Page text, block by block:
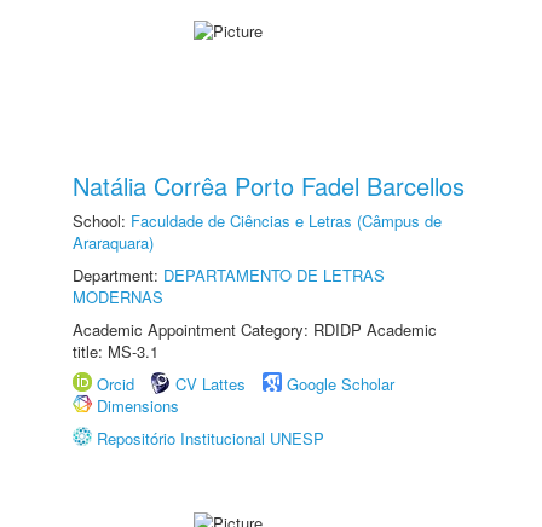
Natália Corrêa Porto Fadel Barcellos
School: Faculdade de Ciências e Letras (Câmpus de
Araraquara)
Department: DEPARTAMENTO DE LETRAS
MODERNAS
Academic Appointment Category: RDIDP Academic
title: MS-3.1
Orcid
CV Lattes
Google Scholar
Dimensions
Repositório Institucional UNESP